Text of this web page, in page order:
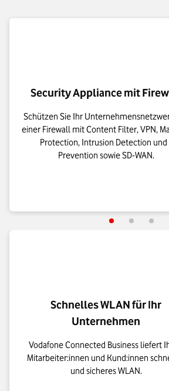
Security Appliance mit
Schützen Sie Ihr
einer Firewall mit Content Filter, VPN,
Protection, Intrusion Detection und
Prevention sowie SD-WAN.
Schnelles WLAN für Ihr
Unternehmen
Vodafone Connected Business liefert
Mitarbeiter:innen und Kund:innen
und sicheres WLAN.